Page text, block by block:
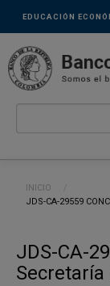
Pasar al contenido
Links
secundarios
EDUCACIÓN
Ruta de
INICIO
CURRENT:
JDS-CA-29559
JDS-CA-